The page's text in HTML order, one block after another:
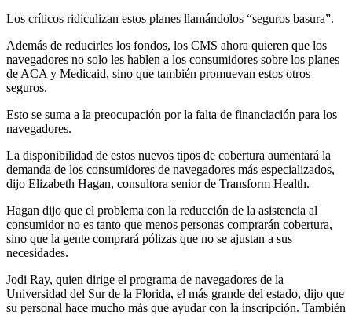
Los críticos ridiculizan estos planes llamándolos “seguros basura”.
Además de reducirles los fondos, los CMS ahora quieren que los
navegadores no solo les hablen a los consumidores sobre los planes
de ACA y Medicaid, sino que también promuevan estos otros
seguros.
Esto se suma a la preocupación por la falta de financiación para los
navegadores.
La disponibilidad de estos nuevos tipos de cobertura aumentará la
demanda de los consumidores de navegadores más especializados,
dijo Elizabeth Hagan, consultora senior de Transform Health.
Hagan dijo que el problema con la reducción de la asistencia al
consumidor no es tanto que menos personas comprarán cobertura,
sino que la gente comprará pólizas que no se ajustan a sus
necesidades.
Jodi Ray, quien dirige el programa de navegadores de la
Universidad del Sur de la Florida, el más grande del estado, dijo que
su personal hace mucho más que ayudar con la inscripción. También